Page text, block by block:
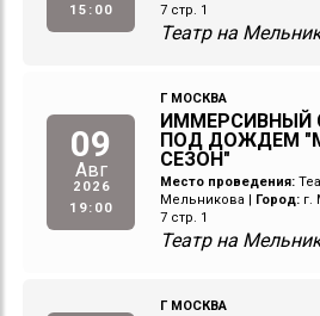
15:00
7 стр. 1
Театр на
09
Авг
2026
19:00
Г МОСКВА
ИММЕРСИВНЫЙ
ПОД ДОЖДЕМ
СЕЗОН"
Место проведения:
Мельникова
Город: г.
7 стр. 1
Театр на
Г МОСКВА